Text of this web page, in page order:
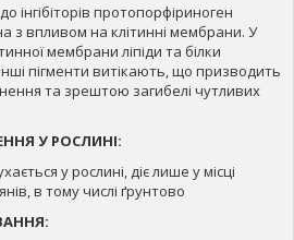
інгібіторів протопорфіриноген
з впливом на клітинні мембрани. У
мембрани ліпіди та білки
пігменти витікають, що призводить
та зрештою загибелі чутливих
У РОСЛИНІ:
у рослині, діє лише у місці
в тому числі ґрунтово